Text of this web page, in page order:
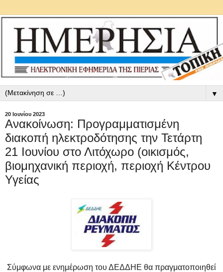
▼
20 Ιουνίου 2023
Ανακοίνωση: Προγραμματισμένη
διακοπή ηλεκτροδότησης την Τετάρτη
21 Ιουνίου στο Λιτόχωρο (οικισμός,
βιομηχανική περιοχή, περιοχή Κέντρου
Υγείας
Σύμφωνα με ενημέρωση του ΔΕΔΔΗΕ θα πραγματοποιηθεί